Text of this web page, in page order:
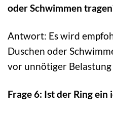
oder Schwimmen
Antwort: Es wird
Duschen oder
vor unnötiger Belastung
Frage 6: Ist der Ring ein